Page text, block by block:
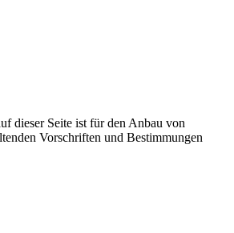
dieser Seite ist für den Anbau von
Vorschriften und Bestimmungen